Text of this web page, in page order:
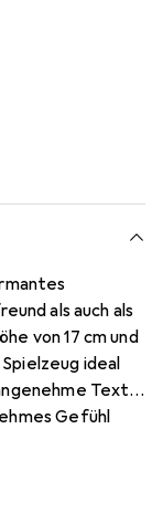
als auch als
von 17 cm und
ideal
Textur
Gefühl
Motiv verziert